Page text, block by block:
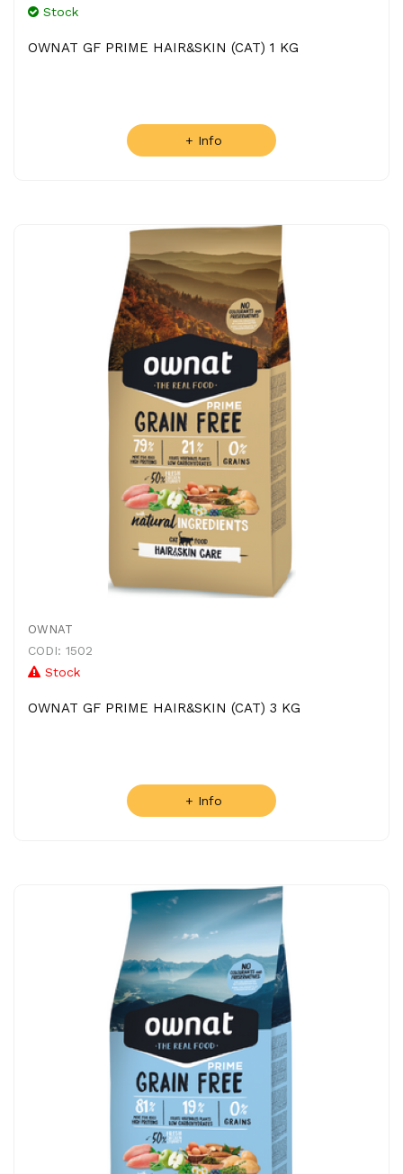
Stock
OWNAT GF PRIME HAIR&SKIN (CAT) 1 KG
+ Info
OWNAT
CODI: 1502
Stock
OWNAT GF PRIME HAIR&SKIN (CAT) 3 KG
+ Info